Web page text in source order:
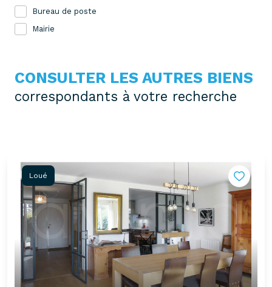
Bureau de poste
Mairie
CONSULTER LES AUTRES BIENS
correspondants à votre recherche
Loué